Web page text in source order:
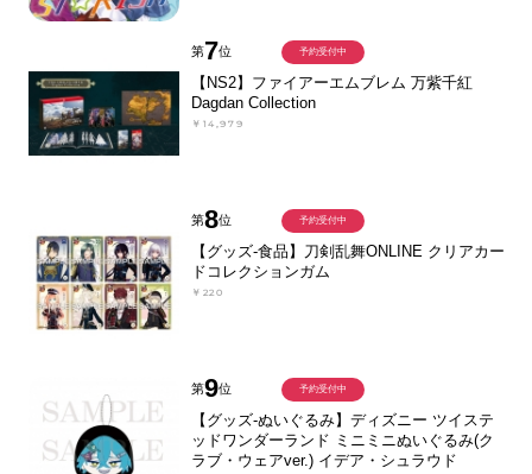
第7位
【NS2】ファイアーエムブレム 万紫千紅
Dagdan Collection
￥14,979
予約受付中
第8位
【グッズ-食品】刀剣乱舞ONLINE クリアカー
ドコレクションガム
￥220
予約受付中
第9位
【グッズ-ぬいぐるみ】ディズニー ツイステ
ッドワンダーランド ミニミニぬいぐるみ(ク
ラブ・ウェアver.) イデア・シュラウド
予約受付中